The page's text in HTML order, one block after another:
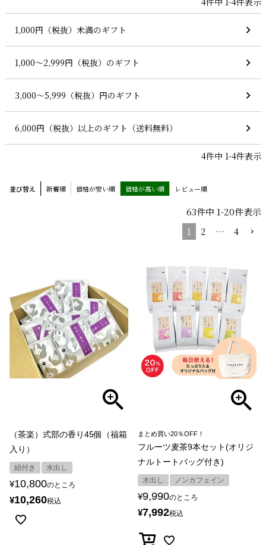
1,000円（税抜）未満のギフト
1,000～2,999円（税抜）のギフト
3,000～5,999（税抜）円のギフト
6,000円（税抜）以上のギフト（送料無料）
4件中 1-4件表示
並び替え 新着順 価格が安い順 価格が高い順 レビュー順
63件中 1-20件表示
1
2 … 4
（茶楽）式部の香り45個（福箱
入り）
紐付き 水出し
¥10,800のところ
¥10,260税込
まとめ買い20％OFF！
フルーツ麦茶9本セット(オリジ
ナルトートバッグ付き)
水出し ノンカフェイン
¥9,990のところ
¥7,992税込